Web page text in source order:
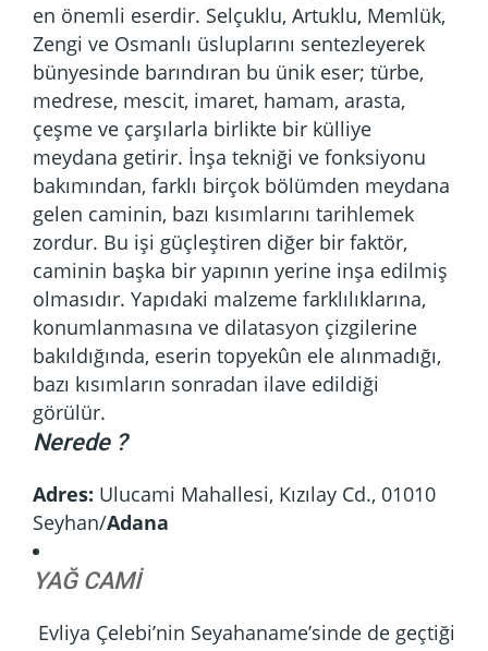
en önemli eserdir. Selçuklu, Artuklu, Memlük,
Zengi ve Osmanlı üsluplarını sentezleyerek
bünyesinde barındıran bu ünik eser; türbe,
medrese, mescit, imaret, hamam, arasta,
çeşme ve çarşılarla birlikte bir külliye
meydana getirir. İnşa tekniği ve fonksiyonu
bakımından, farklı birçok bölümden meydana
gelen caminin, bazı kısımlarını tarihlemek
zordur. Bu işi güçleştiren diğer bir faktör,
caminin başka bir yapının yerine inşa edilmiş
olmasıdır. Yapıdaki malzeme farklılıklarına,
konumlanmasına ve dilatasyon çizgilerine
bakıldığında, eserin topyekûn ele alınmadığı,
bazı kısımların sonradan ilave edildiği
görülür.
Nerede ?
Adres: Ulucami Mahallesi, Kızılay Cd., 01010
Seyhan/Adana
YAĞ CAMİ
Evliya Çelebi’nin Seyahaname’sinde de geçtiği